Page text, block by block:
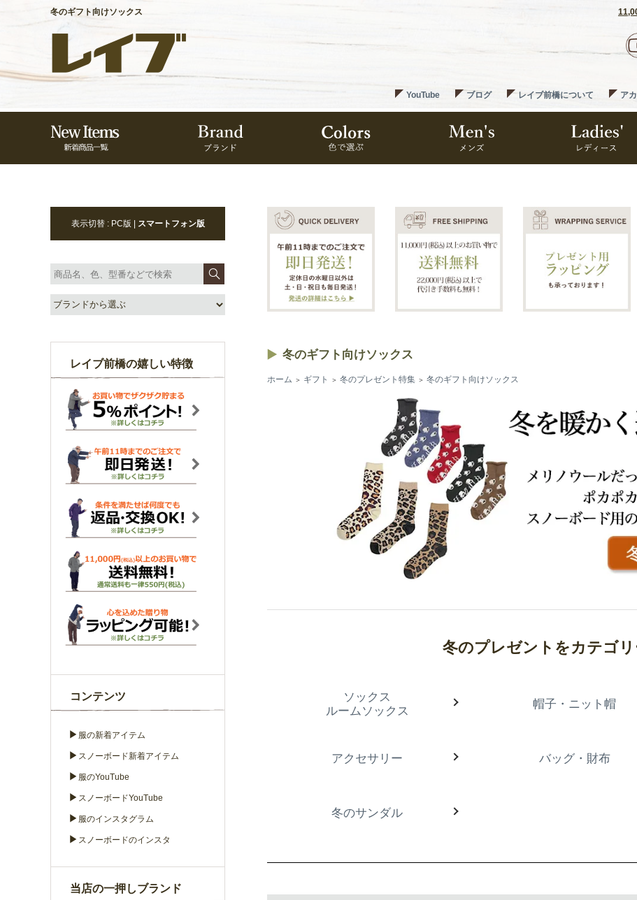
冬のギフト向けソックス
YouTube ブログ レイブ前橋について ア
冬のギフト向けソックス
ホーム ＞ ギフト ＞ 冬のプレゼント特集 ＞ 冬のギフト向けソックス
冬のプレゼントをカテゴ
ソックス
ルームソックス
帽子・ニット帽
アクセサリー バッグ・財布
冬のサンダル
表示切替 : PC版 | スマートフォン版
レイブ前橋の嬉しい特徴
コンテンツ
▶ 服の新着アイテム
▶ スノーボード新着アイテム
▶ 服のYouTube
▶ スノーボードYouTube
▶ 服のインスタグラム
▶ スノーボードのインスタ
当店の一押しブランド